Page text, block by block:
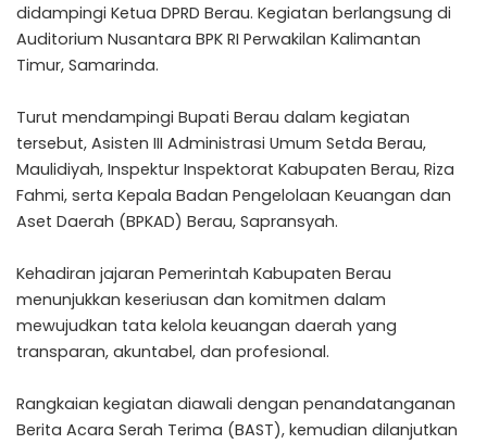
didampingi Ketua DPRD Berau. Kegiatan berlangsung di
Auditorium Nusantara BPK RI Perwakilan Kalimantan
Timur, Samarinda.
Turut mendampingi Bupati Berau dalam kegiatan
tersebut, Asisten III Administrasi Umum Setda Berau,
Maulidiyah, Inspektur Inspektorat Kabupaten Berau, Riza
Fahmi, serta Kepala Badan Pengelolaan Keuangan dan
Aset Daerah (BPKAD) Berau, Sapransyah.
Kehadiran jajaran Pemerintah Kabupaten Berau
menunjukkan keseriusan dan komitmen dalam
mewujudkan tata kelola keuangan daerah yang
transparan, akuntabel, dan profesional.
Rangkaian kegiatan diawali dengan penandatanganan
Berita Acara Serah Terima (BAST), kemudian dilanjutkan